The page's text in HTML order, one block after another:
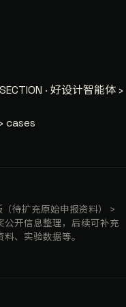
SECTION · 好设计智能体 ›
cases
待扩充原始申报资料） >
公开信息整理，后续可补充
、实验数据等。